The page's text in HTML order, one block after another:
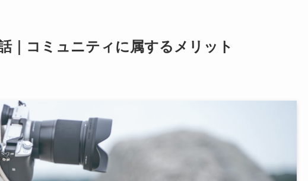
｜コミュニティに属するメリット